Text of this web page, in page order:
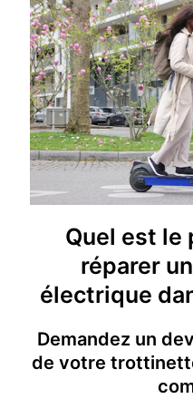
Quel est le
réparer
électrique
Demandez un
de votre